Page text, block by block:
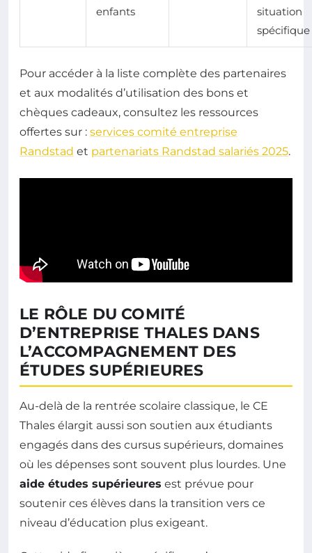
enfants
situation
spécifique
Pour accéder à la liste complète des partenaires
et aux modalités d’utilisation des bons et
chèques cadeaux, consultez les ressources
offertes sur : services comité entreprise
Randstad et partenariats Randstad salariés 2025.
LE RÔLE DU COMITÉ
D’ENTREPRISE THALES DANS
L’ACCOMPAGNEMENT DES
ÉTUDES SUPÉRIEURES
Au-delà de la rentrée scolaire classique, le CE
Thales élargit aussi son soutien aux étudiants
engagés dans des cursus supérieurs, domaines
où les dépenses sont souvent plus lourdes. Une
aide études supérieures est prévue pour
soutenir ces élèves dans la transition vers ce
niveau d’éducation plus exigeant.